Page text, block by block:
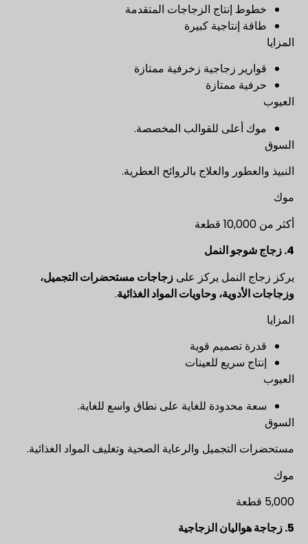
خطوط إنتاج الزجاجات المتقدمة
طاقة إنتاجية كبيرة
المزايا
قوارير زجاجية زخرفية ممتازة
حرفية ممتازة
العيوب
موك أعلى للقوالب المخصصة.
السوق
النبيذ والعطور والعلاج بالروائح العطرية.
موك
أكثر من 10,000 قطعة
4. زجاج شوجو النمل
يركز زجاج النمل يركز على زجاجات مستحضرات التجميل،
وزجاجات الأدوية، وحاويات المواد الغذائية.
المزايا
قدرة تصميم قوية
إنتاج سريع للعينات
العيوب
سعة محدودة للغاية على نطاق واسع للغاية.
السوق
مستحضرات التجميل والرعاية الصحية وتغليف المواد الغذائية.
موك
5,000 قطعة
5. زجاجة هواليان الزجاجية